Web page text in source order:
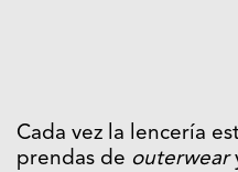
Cada vez la lencería
prendas de outerwear